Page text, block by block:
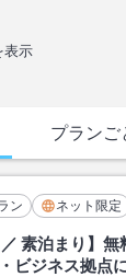
表示
プランご
ン ネット限定
／ 素泊まり】
ビジネス拠点